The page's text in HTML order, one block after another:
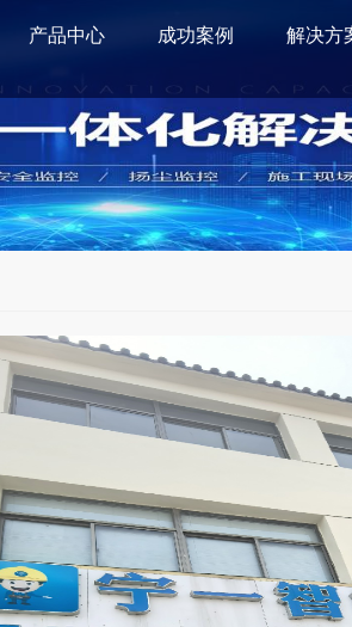
产品中心 成功案例 解决方